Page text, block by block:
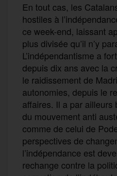
En tout cas, les
hostiles à
ce week-end, laissant
plus divisée qu’il n’y
L’indépendantisme a
depuis dix ans avec la
le raidissement de
autonomies, depuis le
affaires. Il a par ailleurs
du mouvement anti
comme de celui de
perspectives de
l’indépendance est
rechange contre la